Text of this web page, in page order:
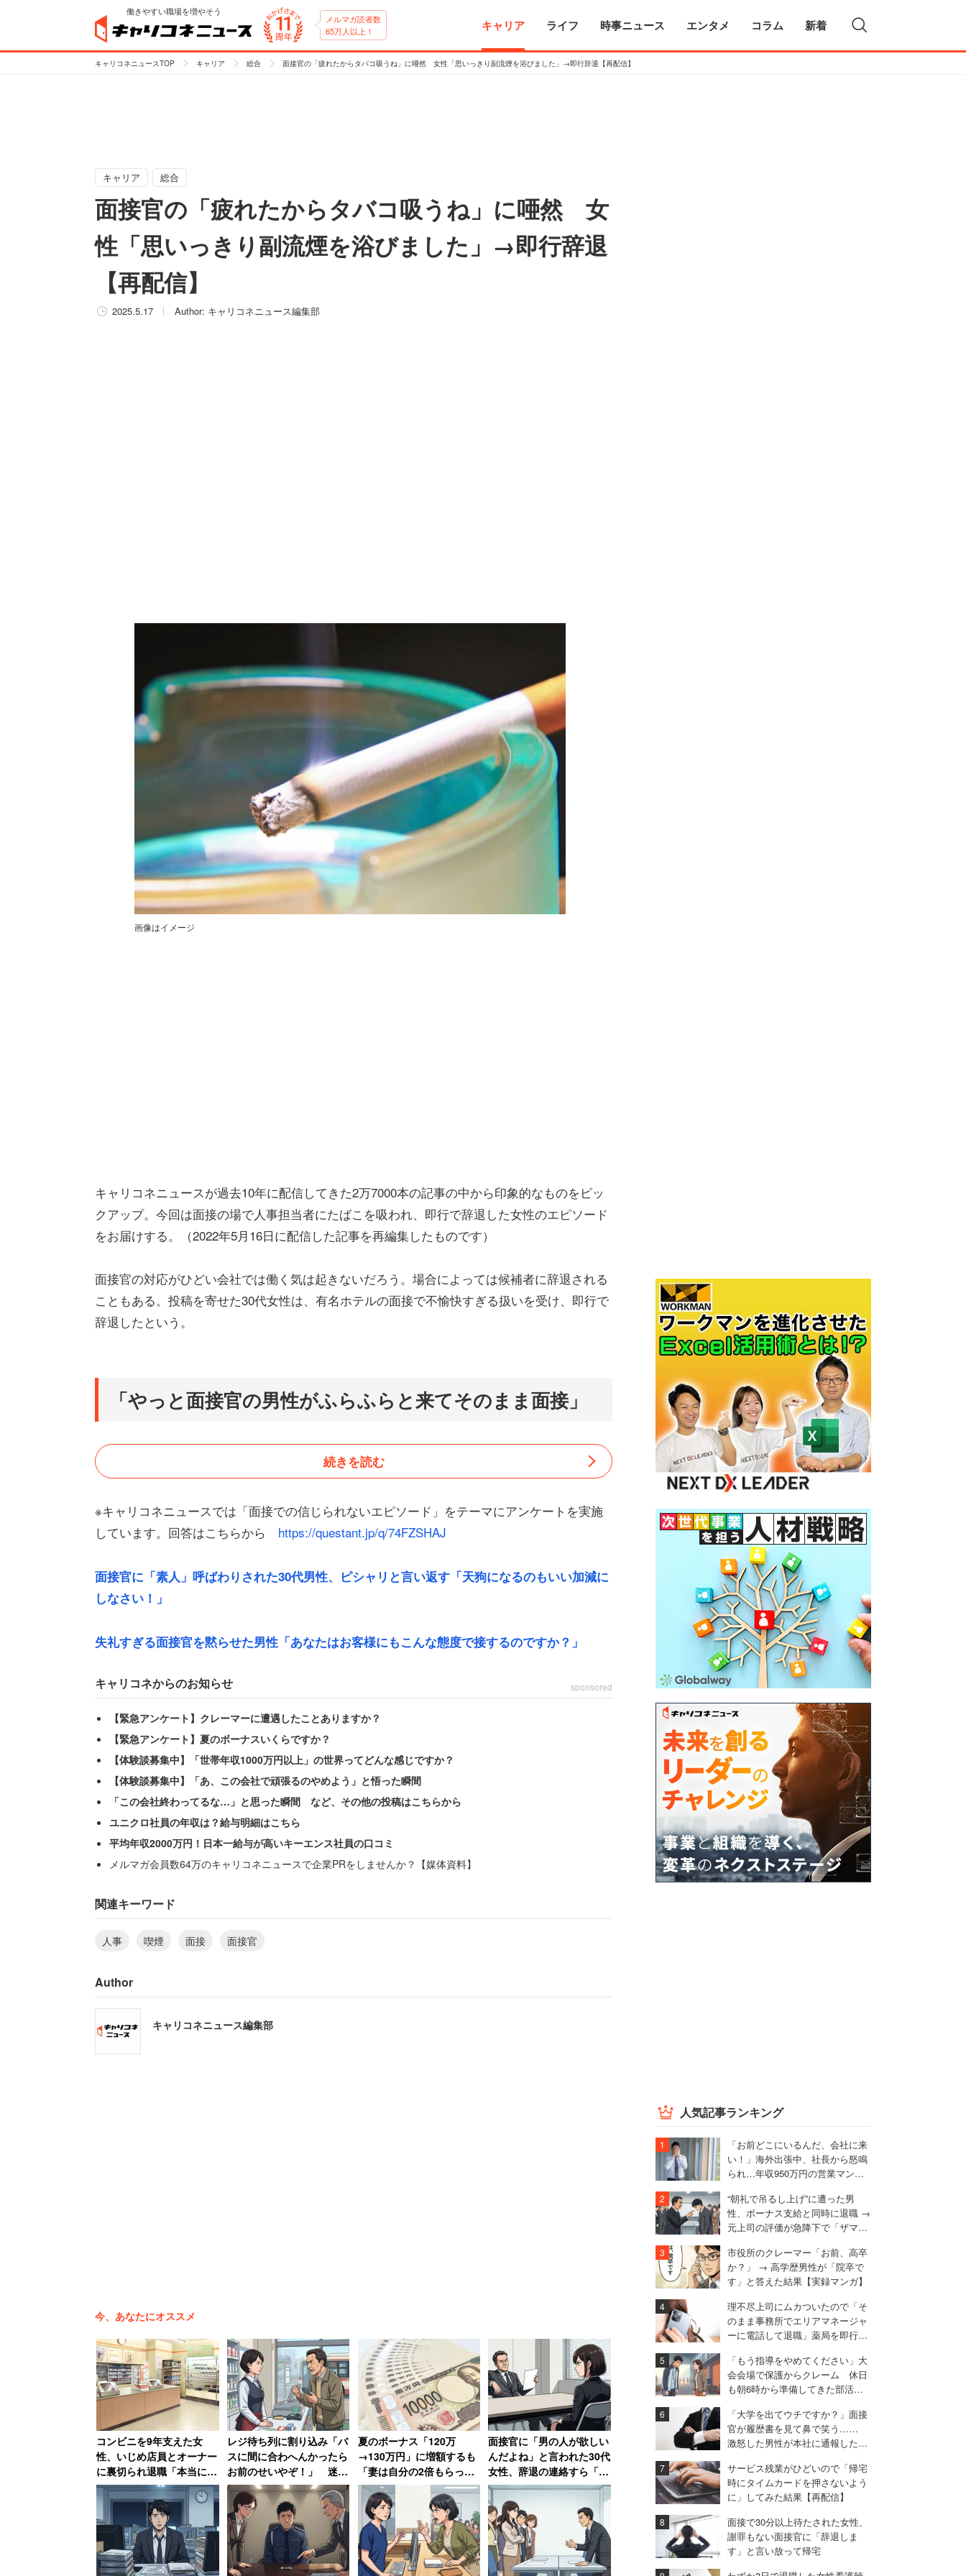
働きやすい職場を増やそう
メルマガ読者数
65万人以上！
キャリア ライフ 時事ニュース エンタメ コラム 新着
キャリコネニュースTOP キャリア 総合 面接官の「疲れたからタバコ吸うね」に唖然 女性「思いっきり副流煙を浴びました」→即行辞退【再配信】
キャリア 総合
面接官の「疲れたからタバコ吸うね」に唖然 女
性「思いっきり副流煙を浴びました」→即行辞退
【再配信】
2025.5.17 Author: キャリコネニュース編集部
画像はイメージ
キャリコネニュースが過去10年に配信してきた2万7000本の記事の中から印象的なものをピッ
クアップ。今回は面接の場で人事担当者にたばこを吸われ、即行で辞退した女性のエピソード
をお届けする。（2022年5月16日に配信した記事を再編集したものです）
面接官の対応がひどい会社では働く気は起きないだろう。場合によっては候補者に辞退される
こともある。投稿を寄せた30代女性は、有名ホテルの面接で不愉快すぎる扱いを受け、即行で
辞退したという。
「やっと面接官の男性がふらふらと来てそのまま面接」
ンジで少し待たされ、その後「やっと面接官の男性がふらふらと来てそのまま面接」になっ
た。
ここまでは理解できる。しかし、面接官が思わぬ行動に出た。
「『疲れたからタバコ吸うね』と言われ、思いっきり副流煙を浴びながらの面接でした」
席したい気持ちがあった様子だが、泊りがけで面接を受けに行っていた。
「その日のお部屋も人事担当の方が無料で手配してくださっていた」
のだそうで、面接中に文句を言って帰ることもできなかったという。結局「翌日チェックアウ
ト後に電話で辞退しました」と吹っ切れたように綴っていた。
続きを読む
※キャリコネニュースでは「面接での信じられないエピソード」をテーマにアンケートを実施
しています。回答はこちらから https://questant.jp/q/74FZSHAJ
面接官に「素人」呼ばわりされた30代男性、ピシャリと言い返す「天狗になるのもいい加減に
しなさい！」
失礼すぎる面接官を黙らせた男性「あなたはお客様にもこんな態度で接するのですか？」
キャリコネからのお知らせ sponsored
【緊急アンケート】クレーマーに遭遇したことありますか？
【緊急アンケート】夏のボーナスいくらですか？
【体験談募集中】「世帯年収1000万円以上」の世界ってどんな感じですか？
【体験談募集中】「あ、この会社で頑張るのやめよう」と悟った瞬間
「この会社終わってるな…」と思った瞬間 など、その他の投稿はこちらから
ユニクロ社員の年収は？給与明細はこちら
平均年収2000万円！日本一給与が高いキーエンス社員の口コミ
メルマガ会員数64万のキャリコネニュースで企業PRをしませんか？【媒体資料】
関連キーワード
人事 喫煙 面接 面接官
Author
キャリコネニュース編集部
今、あなたにオススメ
コンビニを9年支えた女
性、いじめ店員とオーナー
に裏切られ退職「本当にむ
なしい9年間でした」
レジ待ち列に割り込み「バ
スに間に合わへんかったら
お前のせいやぞ！」 迷惑
客に店員が反撃「私のせい
じゃないです」
夏のボーナス「120万
→130万円」に増額するも
「妻は自分の2倍もらって
いる」と語る年収850万円
の30代男性
面接官に「男の人が欲しい
んだよね」と言われた30代
女性、辞退の連絡すら「電
話するお金と時間ももった
いなかった」
人気記事ランキング
「お前どこにいるんだ、会社に来
い！」海外出張中、社長から怒鳴
られ…年収950万円の営業マンが
“朝礼で吊るし上げ”に遭った男
性、ボーナス支給と同時に退職 →
元上司の評価が急降下で「ザマア
市役所のクレーマー「お前、高卒
か？」 → 高学歴男性が「院卒で
す」と答えた結果【実録マンガ】
理不尽上司にムカついたので「そ
のまま事務所でエリアマネージャ
ーに電話して退職」薬局を即行で
「もう指導をやめてください」大
会会場で保護からクレーム 休日
も朝6時から準備してきた部活動
「大学を出てウチですか？」面接
官が履歴書を見て鼻で笑う……
激怒した男性が本社に通報した結
サービス残業がひどいので「帰宅
時にタイムカードを押さないよう
に」してみた結果【再配信】
面接で30分以上待たされた女性、
謝罪もない面接官に「辞退しま
す」と言い放って帰宅